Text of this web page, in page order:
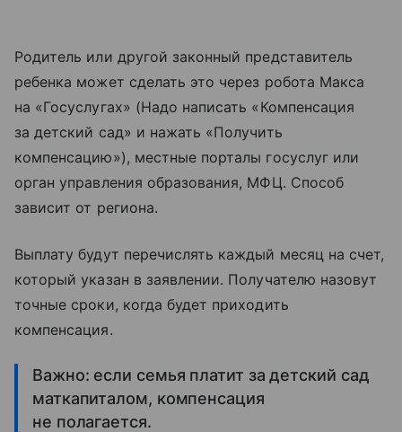
Родитель или другой законный представитель
ребенка может сделать это через робота Макса
на «Госуслугах» (Надо написать «Компенсация
за детский сад» и нажать «Получить
компенсацию»), местные порталы госуслуг или
орган управления образования, МФЦ. Способ
зависит от региона.
Выплату будут перечислять каждый месяц на счет,
который указан в заявлении. Получателю назовут
точные сроки, когда будет приходить
компенсация.
Важно: если семья платит за детский сад
маткапиталом, компенсация
не полагается.